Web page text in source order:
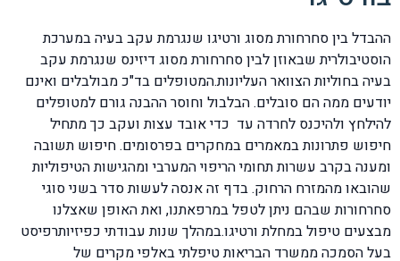
ההבדל בין סחרחורת מסוג ורטיגו שנגרמת עקב בעיה במערכת
הוסטיבולרית שבאוזן לבין סחרחורת מסוג דיזינס שנגרמת עקב
בעיה בחוליות הצוואר העליונות.המטופלים בד"כ מבולבלים ואינם
יודעים ממה הם סובלים. הבלבול וחוסר ההבנה גורם למטופלים
להילחץ ולהיכנס לחרדה עד כדי אובד עצות ועקב כך מתחיל
חיפוש פתרונות במאמרים במחקרים בפרסומים. חיפוש תשובה
ומענה בקרב עשרות תחומי הריפוי המערבי ומהגישות הטיפוליות
שהובאו מהמזרח הרחוק. בדף זה אנסה לעשות סדר בשני סוגי
סחרחורות שבהם ניתן לטפל במרפאתנו, ואת האופן שאצלנו
מבצעים טיפול במחלת ורטיגו.במהלך שנות עבודתי כפיזיותרפיסט
בעל הסמכה ממשרד הבריאות טיפלתי באלפי מקרים של